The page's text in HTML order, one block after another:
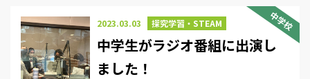
中学校
2023.03.03 探究学習・STEAM
中学生がラジオ番組に出演し
ました！